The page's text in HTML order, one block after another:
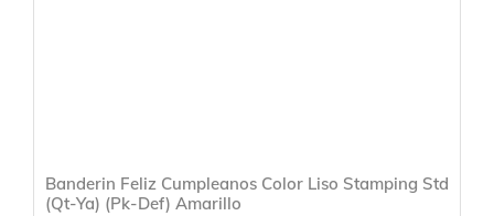
Banderin Feliz Cumpleanos Color Liso Stamping Std
(Qt-Ya) (Pk-Def) Amarillo